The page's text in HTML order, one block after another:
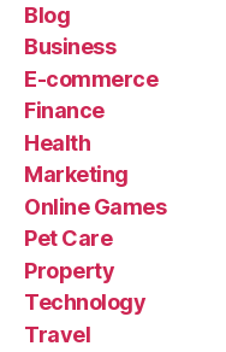
Blog
Business
E-commerce
Finance
Health
Marketing
Online Games
Pet Care
Property
Technology
Travel